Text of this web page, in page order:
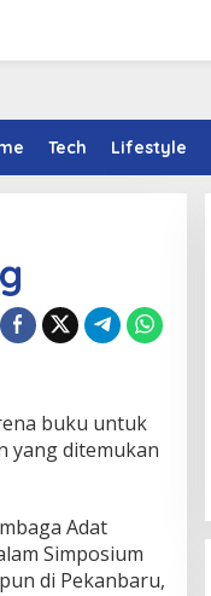
Tech Lifestyle
buku untuk
yang ditemukan
Adat
Simposium
di Pekanbaru,